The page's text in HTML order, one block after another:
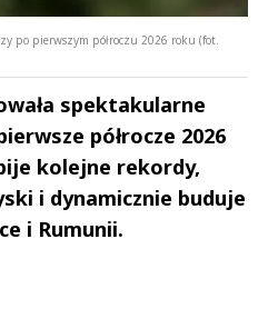
po pierwszym półroczu 2026 roku (fot.
spektakularne
półrocze 2026
kolejne rekordy,
i dynamicznie buduje
i Rumunii.